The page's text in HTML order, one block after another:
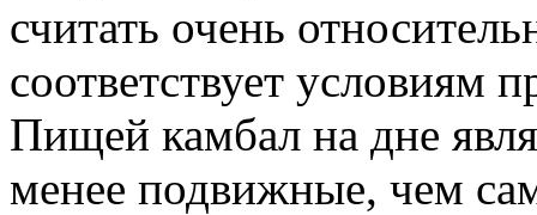
считать очень
соответствует условиям
Пищей камбал на дне
менее подвижные, чем